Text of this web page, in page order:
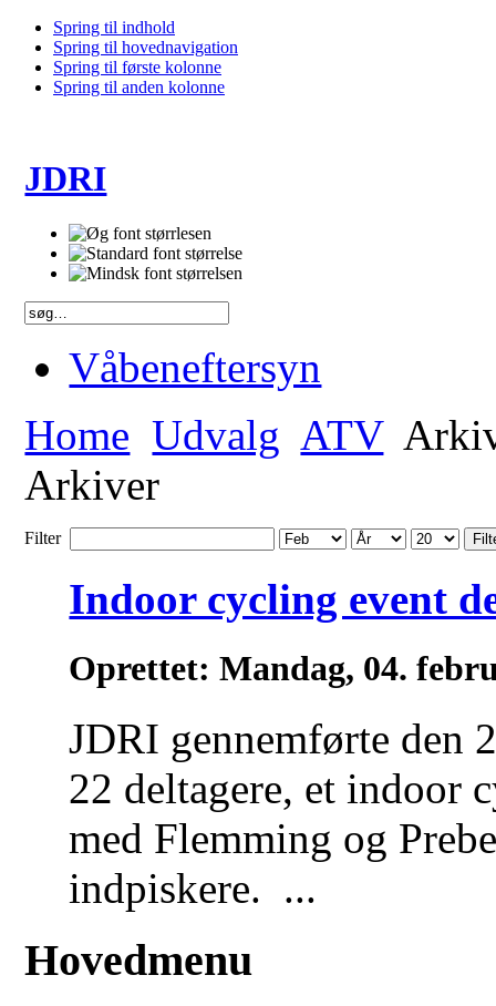
Spring til indhold
Spring til hovednavigation
Spring til første kolonne
Spring til anden kolonne
JDRI
Våbeneftersyn
Home Udvalg ATV
Arkiver
Filter
Indoor cycling event
Oprettet: Mandag, 04.
JDRI gennemførte den
22 deltagere, et indoor
med Flemming og
indpiskere. ...
Hovedmenu